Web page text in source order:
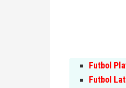
Futbol
Futbol